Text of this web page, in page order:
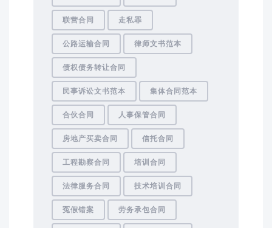
联营合同 走私罪
公路运输合同 律师文书范本
债权债务转让合同
民事诉讼文书范本 集体合同范本
合伙合同 人事保管合同
房地产买卖合同 信托合同
工程勘察合同 培训合同
法律服务合同 技术培训合同
冤假错案 劳务承包合同